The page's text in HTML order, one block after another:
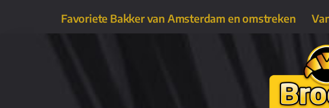
Favoriete Bakker van Amsterdam en omstreken